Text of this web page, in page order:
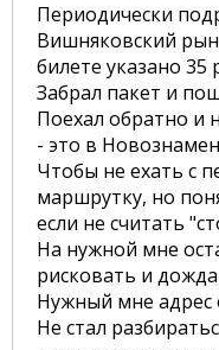
Периодически
Вишняковский
билете указано
Забрал пакет и
Поехал обратно и
- это в
Чтобы не ехать с
маршрутку, но
если не считать
На нужной мне
рисковать и
Нужный мне адрес
Не стал